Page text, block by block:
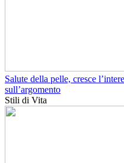
Salute della pelle, cresce
sull’argomento
Stili di Vita